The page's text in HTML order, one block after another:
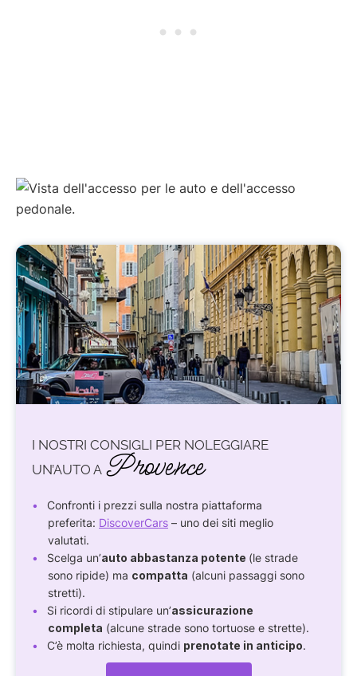
I NOSTRI CONSIGLI PER NOLEGGIARE
UN’AUTO A Provence
Confronti i prezzi sulla nostra piattaforma
preferita: DiscoverCars – uno dei siti meglio
valutati.
Scelga un’auto abbastanza potente (le strade
sono ripide) ma compatta (alcuni passaggi sono
stretti).
Si ricordi di stipulare un’assicurazione
completa (alcune strade sono tortuose e strette).
C’è molta richiesta, quindi prenotate in anticipo.